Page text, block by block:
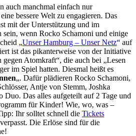
auch manchmal einfach nur
bessere Welt zu engagieren. Das
mit der Unterstützung und im
wenn Rocko Schamoni und einige
„Unser Hamburg – Unser Netz“ auf
ist das pikanterweise von der Initiative
Atomkraft“, die auch bei „Lesen
im Spiel hatten. Diesmal heißt es
„. Dafür plädieren Rocko Schamoni,
Antje von Stemm, Joshka
Duo. Das alles aufgeteilt auf 2 Tage und
für Kinder! Wie, wo, was –
Ihr solltet schnell die Tickets
Die Erlöse sind für die